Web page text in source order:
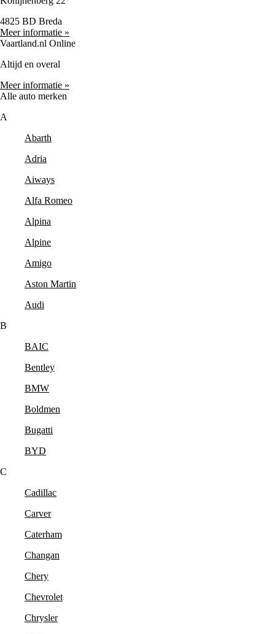
4825 BD Breda
Meer informatie »
Vaartland.nl Online
Altijd en overal
Meer informatie »
Alle auto merken
A
Abarth
Adria
Aiways
Alfa Romeo
Alpina
Alpine
Amigo
Aston Martin
Audi
B
BAIC
Bentley
BMW
Boldmen
Bugatti
BYD
C
Cadillac
Carver
Caterham
Changan
Chery
Chevrolet
Chrysler